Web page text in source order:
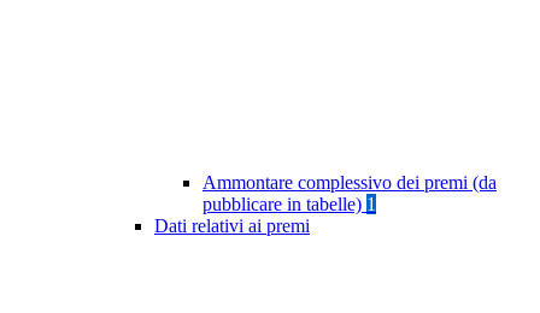
Ammontare complessivo dei premi (da
pubblicare in tabelle) 1
Dati relativi ai premi